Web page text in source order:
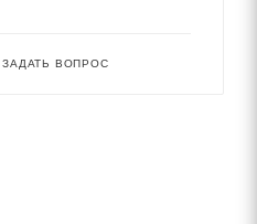
ЗАДАТЬ ВОПРОС